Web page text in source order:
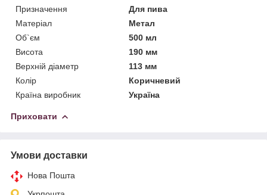
Призначення
Для пива
Матеріал
Метал
Об`єм
500 мл
Висота
190 мм
Верхній діаметр
113 мм
Колір
Коричневий
Країна виробник
Україна
Приховати
Умови доставки
Нова Пошта